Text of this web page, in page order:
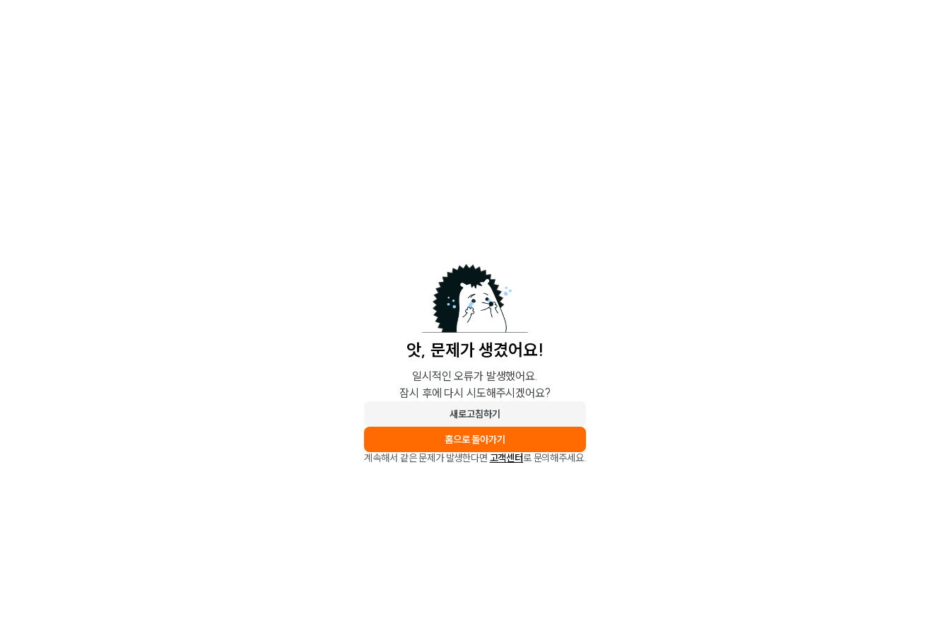
앗, 문제가 생겼어요!
일시적인 오류가 발생했어요.
잠시 후에 다시 시도해주시겠어요?
새로고침하기
홈으로 돌아가기
계속해서 같은 문제가 발생한다면 고객센터로 문의해주세요.